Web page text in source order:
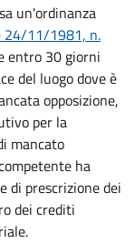
un'ordinanza
24/11/1981, n.
entro 30 giorni
del luogo dove è
opposizione,
per la
mancato
ha
di prescrizione dei
dei crediti